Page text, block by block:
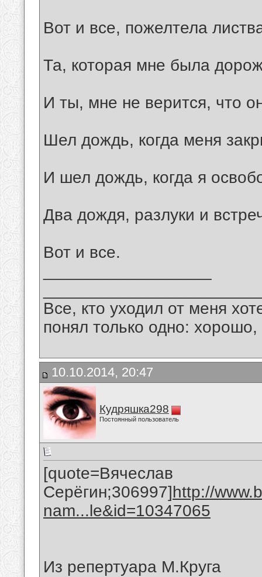
Вот и все, пожелтела
Та, котоpая мне была
И ты, мне не веpится, что
Шел дождь, когда меня
И шел дождь, когда я
Два дождя, pазлуки и
Вот и все.
Все, кто уходил от меня
понял только одно:
10.10.2014, 20:47
Кудряшка298
Постоянный пользователь
[quote=Вячеслав
Серёгин;306997]http://
nam...le&id=10347065
Из репертуара М.Круга